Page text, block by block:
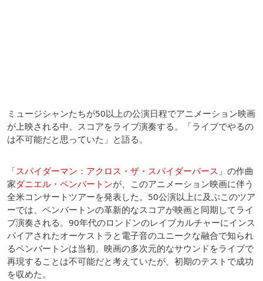
ミュージシャンたちが50以上の公演日程でアニメーション映画
が上映される中、スコアをライブ演奏する。「ライブでやるの
は不可能だと思っていた」と語る。
「スパイダーマン：アクロス・ザ・スパイダーバース 」の作曲
家ダニエル・ペンバートンが、このアニメーション映画に伴う
全米コンサートツアーを発表した。50公演以上に及ぶこのツア
ーでは、ペンバートンの革新的なスコアが映画と同期してライ
ブ演奏される。90年代のロンドンのレイブカルチャーにインス
パイアされたオーケストラと電子音のユニークな融合で知られ
るペンバートンは当初、映画の多次元的なサウンドをライブで
再現することは不可能だと考えていたが、初期のテストで成功
を収めた。